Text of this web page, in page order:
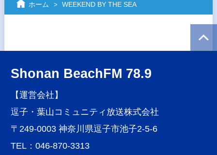
ホーム WEEKEND BY THE SEA
Shonan BeachFM 78.9
【運営会社】
逗子・葉山コミュニティ放送株式会社
〒249-0003 神奈川県逗子市池子2-5-6
TEL：046-870-3313